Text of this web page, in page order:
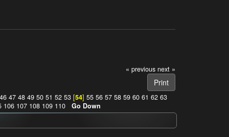
« previous next »
Print
46 47 48 49 50 51 52 53[54] 55 56 57 58 59 60 61 62 63
106 107 108 109 110 Go Down